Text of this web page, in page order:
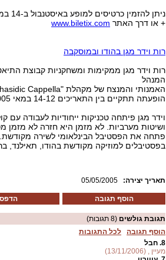
+ או דרך האתר www.biletix.com
רות וידר מגן בהודו ובמוסקבה
רות וידר מגן ממקימות ומשחקניות קבוצת
המנהל
האמנותי והמנצח של מקהלת "Chasidic Cappella" שעל יד מרכז הקהילה היהודית מוסקבה.
הופעתה תתקיים בין התאריכים 14-12 במאי 2005.
וידר מגן פיתחה טכניקות ייחודיות לעבודה עם
ושיטות מערביות. לא מזמן היא חזרה לא מזמן
בפסטיבלים למוזיקה מקודשת בהודו, תאילנד,
05/05/2005 :תאריך יצירה
הדפס הוסף תגובה
תגובת גולשים (8 תגובות)
הוסף תגובה
לכל התגובות
8. חבל
מעיין , (13/11/2006)